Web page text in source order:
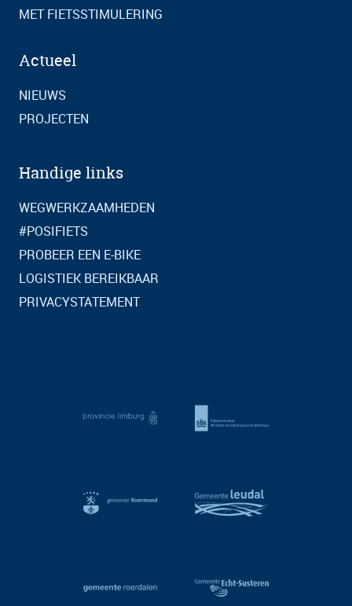
MET FIETSSTIMULERING
Actueel
NIEUWS
PROJECTEN
Handige links
WEGWERKZAAMHEDEN
#POSIFIETS
PROBEER EEN E-BIKE
LOGISTIEK BEREIKBAAR
PRIVACYSTATEMENT